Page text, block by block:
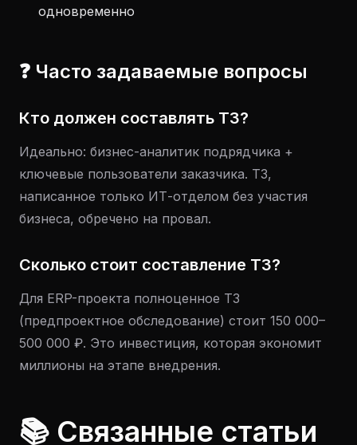
одновременно
❓ Часто задаваемые вопросы
Кто должен составлять ТЗ?
Идеально: бизнес-аналитик подрядчика +
ключевые пользователи заказчика. ТЗ,
написанное только ИТ-отделом без участия
бизнеса, обречено на провал.
Сколько стоит составление ТЗ?
Для ERP-проекта полноценное ТЗ
(предпроектное обследование) стоит 150 000–
500 000 ₽. Это инвестиция, которая экономит
миллионы на этапе внедрения.
📚 Связанные статьи